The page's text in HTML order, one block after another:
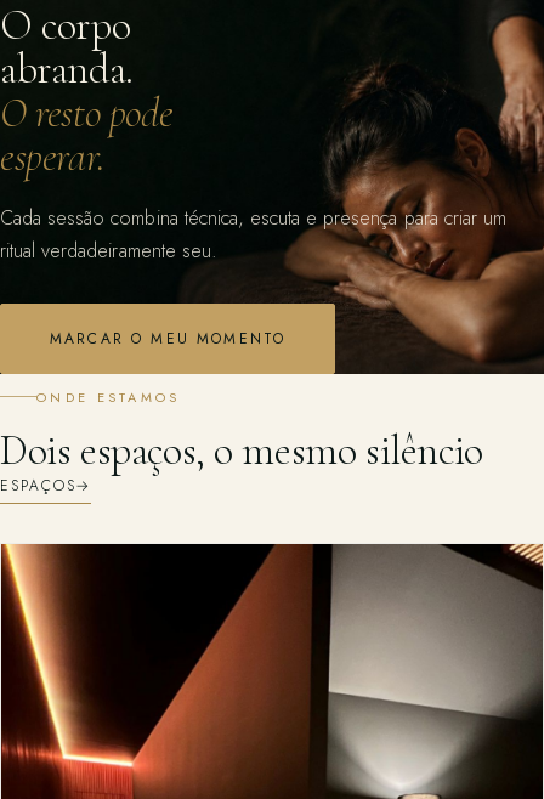
O corpo
abranda.
O resto pode
esperar.
Cada sessão combina técnica, escuta e presença para criar um
ritual verdadeiramente seu.
MARCAR O MEU MOMENTO
ONDE ESTAMOS
Dois espaços, o mesmo silêncio
ESPAÇOS→